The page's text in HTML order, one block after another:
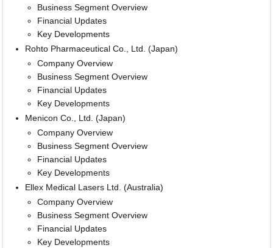
Business Segment Overview
Financial Updates
Key Developments
Rohto Pharmaceutical Co., Ltd. (Japan)
Company Overview
Business Segment Overview
Financial Updates
Key Developments
Menicon Co., Ltd. (Japan)
Company Overview
Business Segment Overview
Financial Updates
Key Developments
Ellex Medical Lasers Ltd. (Australia)
Company Overview
Business Segment Overview
Financial Updates
Key Developments